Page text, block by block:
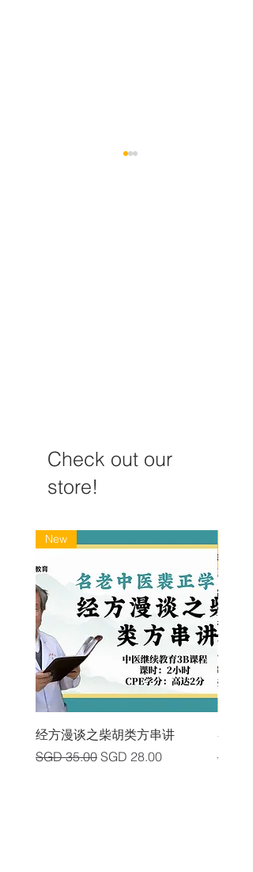
Check out our
store!
New
经方漫谈之柴胡类方串讲
Regular Price
SGD 35.00 Sale Price
SGD 28.00
各类
SGD